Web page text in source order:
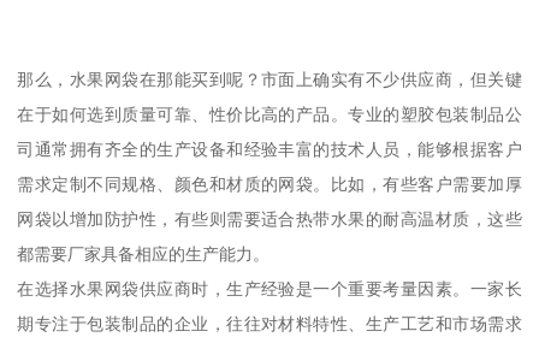
那么，水果网袋在那能买到呢？市面上确实有不少供应商，但关键
在于如何选到质量可靠、性价比高的产品。专业的塑胶包装制品公
司通常拥有齐全的生产设备和经验丰富的技术人员，能够根据客户
需求定制不同规格、颜色和材质的网袋。比如，有些客户需要加厚
网袋以增加防护性，有些则需要适合热带水果的耐高温材质，这些
都需要厂家具备相应的生产能力。
在选择水果网袋供应商时，生产经验是一个重要考量因素。一家长
期专注于包装制品的企业，往往对材料特性、生产工艺和市场需求